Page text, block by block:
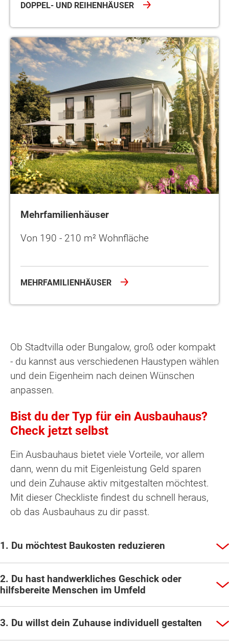
DOPPEL- UND REIHENHÄUSER
Mehrfamilienhäuser
Von 190 - 210 m² Wohnfläche
MEHRFAMILIENHÄUSER
Ob Stadtvilla oder Bungalow, groß oder kompakt
- du kannst aus verschiedenen Haustypen wählen
und dein Eigenheim nach deinen Wünschen
anpassen.
Bist du der Typ für ein Ausbauhaus?
Check jetzt selbst
Ein Ausbauhaus bietet viele Vorteile, vor allem
dann, wenn du mit Eigenleistung Geld sparen
und dein Zuhause aktiv mitgestalten möchtest.
Mit dieser Checkliste findest du schnell heraus,
ob das Ausbauhaus zu dir passt.
1. Du möchtest Baukosten reduzieren
2. Du hast handwerkliches Geschick oder
hilfsbereite Menschen im Umfeld
3. Du willst dein Zuhause individuell gestalten